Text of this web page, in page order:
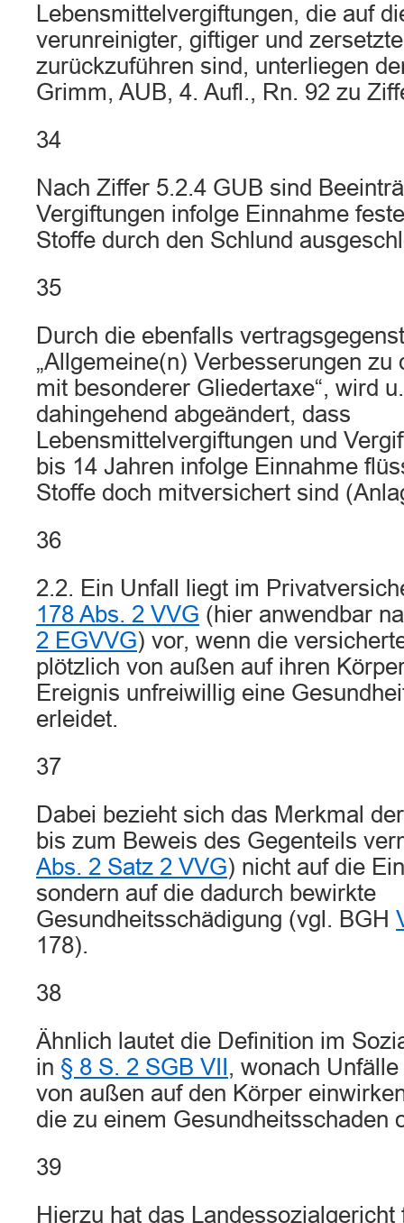
Lebensmittelvergiftungen, die auf
verunreinigter, giftiger und
zurückzuführen sind, unterliegen
Grimm, AUB, 4. Aufl., Rn. 92 zu
34
Nach Ziffer 5.2.4 GUB sind
Vergiftungen infolge Einnahme
Stoffe durch den Schlund
35
Durch die ebenfalls
„Allgemeine(n) Verbesserungen zu
mit besonderer Gliedertaxe“, wird
dahingehend abgeändert, dass
Lebensmittelvergiftungen und
bis 14 Jahren infolge Einnahme
Stoffe doch mitversichert sind
36
2.2. Ein Unfall liegt im
178 Abs. 2 VVG (hier anwendbar
2 EGVVG) vor, wenn die
plötzlich von außen auf ihren
Ereignis unfreiwillig eine
erleidet.
37
Dabei bezieht sich das Merkmal
bis zum Beweis des Gegenteils
Abs. 2 Satz 2 VVG) nicht auf die
sondern auf die dadurch bewirkte
Gesundheitsschädigung (vgl. BGH
178).
38
Ähnlich lautet die Definition im
in § 8 S. 2 SGB VII , wonach
von außen auf den Körper
die zu einem Gesundheitsschaden
39
Hierzu hat das Landessozialgericht